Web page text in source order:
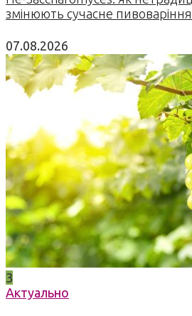
змінюють сучасне пивоваріння
07.08.2026
3
Актуально